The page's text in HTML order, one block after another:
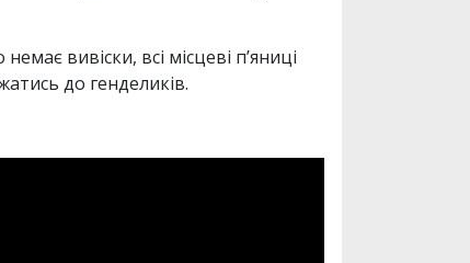
вивіски, всі місцеві п’яниці
до генделиків.